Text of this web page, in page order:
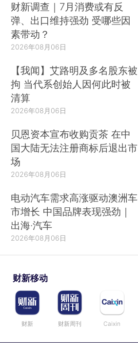
财新调查｜7月消费或有反
弹、出口维持强劲 受哪些因
素带动？
2026年08月06日
【我闻】艾路明及多名股东被
拘 当代系创始人因何此时被
清算
2026年08月06日
贝恩资本宣布收购贡茶 在中
国大陆无法注册商标后退出市
场
2026年08月06日
电动汽车需求高涨驱动澳洲车
市增长 中国品牌表现强劲｜
出海·汽车
2026年08月06日
财新移动
财新 财新周刊 Caixin